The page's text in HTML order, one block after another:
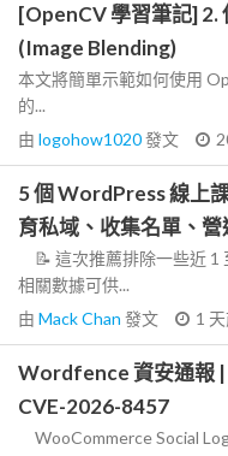
[OpenCV 學習筆記] 2.
(Image Blending)
本文將簡單示範如何使用
的...
由 logohow1020發文
5 個 WordPress 線上
育私域、收集名單、
📝 這次推薦排除一些近 1
相關數據可供...
由 Mack Chan 發文 1
Wordfence 資安通報
CVE-2026-8457
WooCommerce Social